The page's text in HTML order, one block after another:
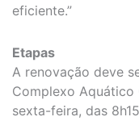
eficiente.”
Etapas
A renovação deve
Complexo Aquático
sexta-feira, das